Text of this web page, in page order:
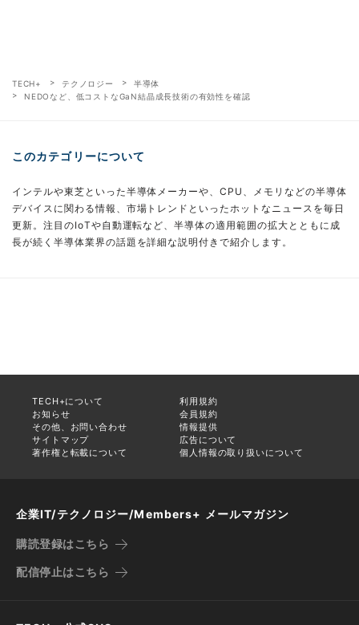
TECH+ テクノロジー
半導体
NEDOなど、低コストなGaN結晶成長技術の有効性を確認
このカテゴリーについて
インテルや東芝といった半導体メーカーや、CPU、メモリなどの半導体
デバイスに関わる情報、市場トレンドといったホットなニュースを毎日
更新。注目のIoTや自動運転など、半導体の適用範囲の拡大とともに成
長が続く半導体業界の話題を詳細な説明付きで紹介します。
TECH+について
利用規約
お知らせ
会員規約
その他、お問い合わせ
情報提供
サイトマップ
広告について
著作権と転載について
個人情報の取り扱いについて
企業IT/テクノロジー/Members+ メールマガジン
購読登録はこちら
配信停止はこちら